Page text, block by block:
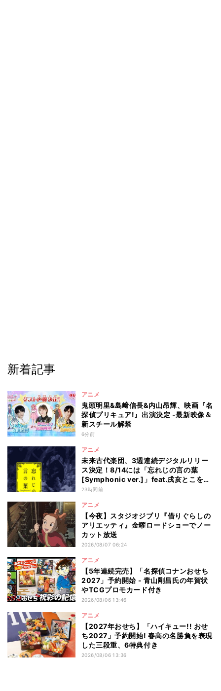
新着記事
アニメ
鬼頭明里&島﨑信長&内山昂輝、映画『名
探偵プリキュア!』出演決定 -最新映像＆
新スチール解禁
6分前
アニメ
未来古代楽団、3週連続デジタルリリー
ス決定！8/14には「忘れじの言の葉
[Symphonic ver.]」feat.戌亥とこを配
信
23時間前
アニメ
【今夜】スタジオジブリ『借りぐらしの
アリエッティ』金曜ロードショーでノー
カット放送
2026/08/07 06:24
アニメ
【5年連続完売】「名探偵コナンおせち
2027」予約開始 - 青山剛昌氏の年賀状
やTCGプロモカード付き
2026/08/06 13:46
アニメ
【2027年おせち】「ハイキュー!! おせ
ち2027」予約開始! 春高の名勝負を表現
した三段重、6特典付き
2026/08/06 13:36